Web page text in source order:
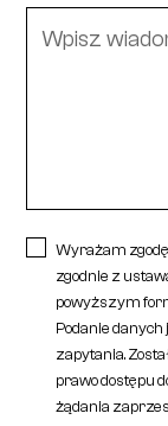
Wyrażam
zgodnie z
powyższym
Podanie
zapytania.
prawo dostępu
żądania